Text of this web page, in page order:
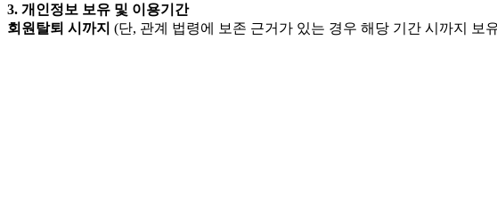
3. 개인정보 보유 및 이용기간
회원탈퇴 시까지 (단, 관계 법령에 보존 근거가 있는 경우 해당 기간 시까지 보